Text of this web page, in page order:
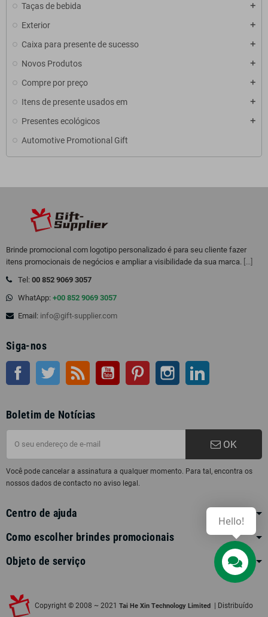
Taças de bebida
Exterior
Caixa para presente de sucesso
Novos Produtos
Compre por preço
Itens de presente usados em
Presentes ecológicos
Automotive Promotional Gift
Brinde promocional com logotipo personalizado é para seu cliente fazer
itens promocionais de negócios e ampliar a visibilidade da sua marca. [...]
Tel: 00 852 9069 3057
WhatApp: +00 852 9069 3057
Email: info@gift-supplier.com
Siga-nos
Facebook Twitter Rss Youtube Pinterest Instagram
Boletim de Notícias
OK
Você pode cancelar a assinatura a qualquer momento. Para tal, encontra os
nossos dados de contacto no aviso legal.
Centro de ajuda
Como escolher brindes promocionais
Objeto de serviço
Copyright © 2008 ~ 2021 Tai He Xin Technology Limited | Distribuído
Contact us
Hello!